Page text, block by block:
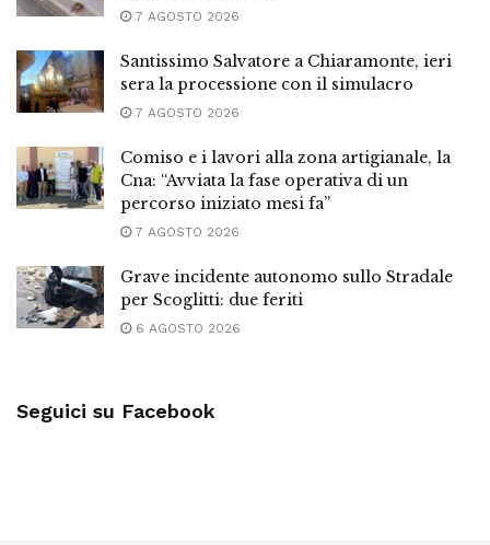
7 AGOSTO 2026
Santissimo Salvatore a Chiaramonte, ieri
sera la processione con il simulacro
7 AGOSTO 2026
Comiso e i lavori alla zona artigianale, la
Cna: “Avviata la fase operativa di un
percorso iniziato mesi fa”
7 AGOSTO 2026
Grave incidente autonomo sullo Stradale
per Scoglitti: due feriti
6 AGOSTO 2026
Seguici su Facebook